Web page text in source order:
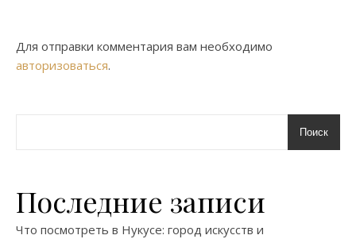
Для отправки комментария вам необходимо
авторизоваться.
Поиск
Последние записи
Что посмотреть в Нукусе: город искусств и